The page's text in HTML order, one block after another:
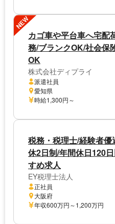
NEW
カゴ車や平台車へ宅配
務/ブランクOK/社会保
OK
株式会社ディプライ
派遣社員
愛知県
時給1,300円～
税務・税理士/経験者
休2日制/年間休日120
すめ求人
EY税理士法人
正社員
大阪府
年収600万円～1,200万円